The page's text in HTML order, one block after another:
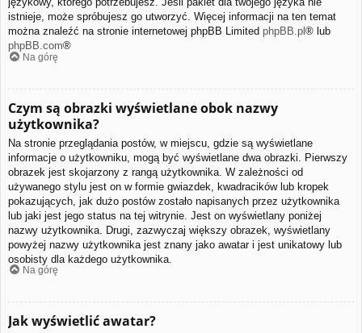
istnieje, może spróbujesz go utworzyć. Więcej informacji na ten temat
można znaleźć na stronie internetowej phpBB Limited phpBB.pl ® lub
phpBB.com®
Na górę
Czym są obrazki wyświetlane obok nazwy
użytkownika?
Na stronie przeglądania postów, w miejscu, gdzie są wyświetlane
informacje o użytkowniku, mogą być wyświetlane dwa obrazki. Pierwszy
obrazek jest skojarzony z rangą użytkownika. W zależności od
używanego stylu jest on w formie gwiazdek, kwadracików lub kropek
pokazujących, jak dużo postów zostało napisanych przez użytkownika
lub jaki jest jego status na tej witrynie. Jest on wyświetlany poniżej
nazwy użytkownika. Drugi, zazwyczaj większy obrazek, wyświetlany
powyżej nazwy użytkownika jest znany jako awatar i jest unikatowy lub
osobisty dla każdego użytkownika.
Na górę
Jak wyświetlić awatar?